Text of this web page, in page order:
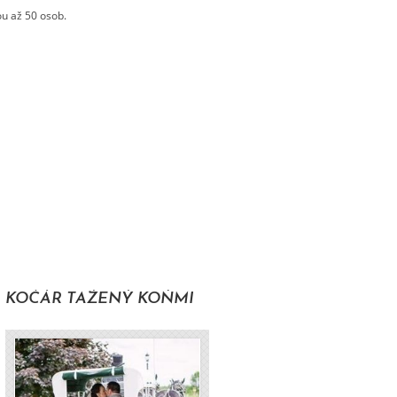
až 50 osob.
KOČÁR TAŽENÝ KOŇMI